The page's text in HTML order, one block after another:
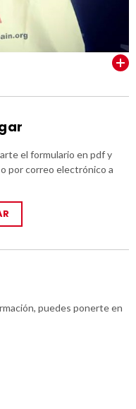
el formulario en pdf y
por correo electrónico a
puedes ponerte en